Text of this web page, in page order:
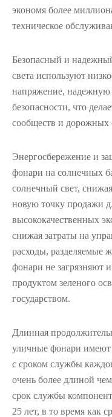
экономя более
техническое
Безопасный и
света используют
напряжение, надежную
безопасности, что
сообществ и дорожных
Энергосбережение и
фонари на солнечных
солнечный свет,
новую точку продажи
высококачественных
снижая затраты на
расходы, разделяемые
фонари не загрязняют
продуктом зеленого
государством.
Длинная
уличные фонари имеют
с сроком службы
очень более длиной
срок службы
25 лет, в то время как